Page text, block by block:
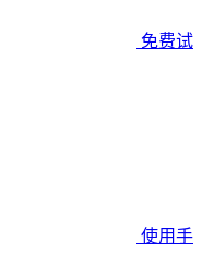
免费试
使用手